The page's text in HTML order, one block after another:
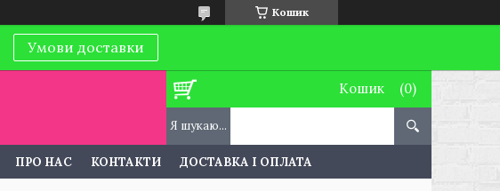
Кошик
Умови доставки
Кошик
ПРО НАС КОНТАКТИ ДОСТАВКА І ОПЛАТА